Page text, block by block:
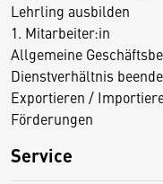
Lehrling ausbilden
1. Mitarbeiter:in
Allgemeine
Dienstverhältnis
Exportieren /
Förderungen
Service